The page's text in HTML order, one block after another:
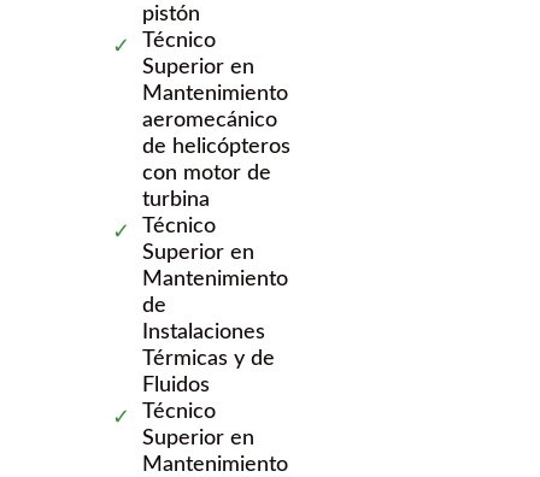
pistón
Técnico
Superior en
Mantenimiento
aeromecánico
de helicópteros
con motor de
turbina
Técnico
Superior en
Mantenimiento
de
Instalaciones
Térmicas y de
Fluidos
Técnico
Superior en
Mantenimiento